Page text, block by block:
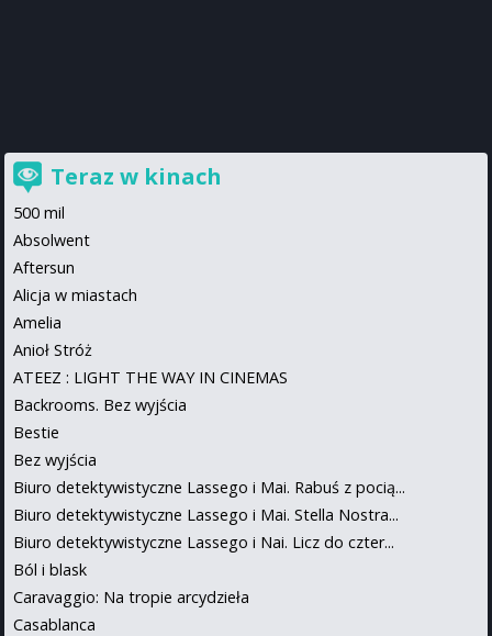
Teraz w kinach
500 mil
Absolwent
Aftersun
Alicja w miastach
Amelia
Anioł Stróż
ATEEZ : LIGHT THE WAY IN CINEMAS
Backrooms. Bez wyjścia
Bestie
Bez wyjścia
Biuro detektywistyczne Lassego i Mai. Rabuś z pocią...
Biuro detektywistyczne Lassego i Mai. Stella Nostra...
Biuro detektywistyczne Lassego i Nai. Licz do czter...
Ból i blask
Caravaggio: Na tropie arcydzieła
Casablanca